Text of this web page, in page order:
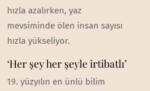
hızla azalırken, yaz
mevsiminde ölen insan sayısı
hızla yükseliyor.
‘Her şey her şeyle irtibatlı’
19. yüzyılın en ünlü bilim